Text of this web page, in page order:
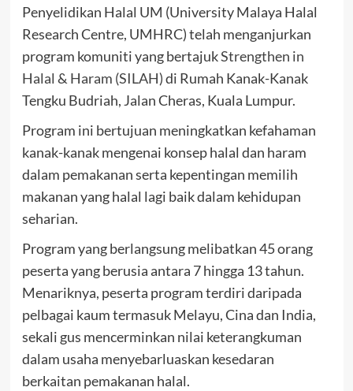
Penyelidikan Halal UM (University Malaya Halal
Research Centre, UMHRC) telah menganjurkan
program komuniti yang bertajukStrengthen in
Halal & Haram (SILAH)di Rumah Kanak-Kanak
Tengku Budriah, Jalan Cheras, Kuala Lumpur.
Program ini bertujuan meningkatkan kefahaman
kanak-kanak mengenai konsep halal dan haram
dalam pemakanan serta kepentingan memilih
makanan yang halal lagi baik dalam kehidupan
seharian.
Program yang berlangsung melibatkan 45 orang
peserta yang berusia antara 7 hingga 13 tahun.
Menariknya, peserta program terdiri daripada
pelbagai kaum termasuk Melayu, Cina dan India,
sekali gus mencerminkan nilai keterangkuman
dalam usaha menyebarluaskan kesedaran
berkaitan pemakanan halal.